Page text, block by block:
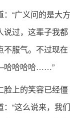
“广义问的是大方
说过，这辈子我都
不服气。不过现在
哈哈哈哈……”
上的笑容已经僵
“这么说来，我们